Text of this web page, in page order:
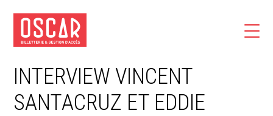
INTERVIEW VINCENT
SANTACRUZ ET EDDIE